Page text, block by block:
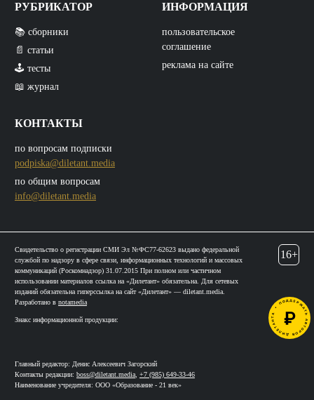
РУБРИКАТОР
📚 сборники
📄 статьи
🕹️ тесты
📖 журнал
КОНТАКТЫ
по вопросам подписки
podpiska@diletant.media
по общим вопросам
info@diletant.media
ИНФОРМАЦИЯ
пользовательское
соглашение
реклама на сайте
Свидетельство о регистрации СМИ Эл №ФС77-62623 выдано федеральной
службой по надзору в сфере связи, информационных технологий и массовых
коммуникаций (Роскомнадзор) 31.07.2015 При полном или частичном
использовании материалов ссылка на «Дилетант» обязательна. Для сетевых
изданий обязательна гиперссылка на сайт «Дилетант» — diletant.media.
Разработано в notamedia
Знакс информационной продукции:
Главный редактор: Денис Алексеевич Загорский
Контакты редакции: boss@diletant.media, +7 (985) 649-33-46
Наименование учредителя: ООО «Образование - 21 век»
16+